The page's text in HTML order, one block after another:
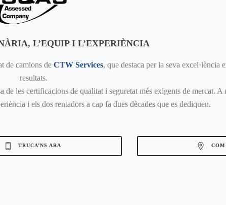
L’EQUIP I L’EXPERIÈNCIA
de camions de CTW Services, que destaca per la seva excel·lència
resultats.
de les certificacions de qualitat i seguretat més exigents de mercat. A
i els dos rentadors a cap fa dues dècades que es dediquen.
TRUCA’NS ARA